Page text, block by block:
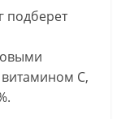
подберет
С,